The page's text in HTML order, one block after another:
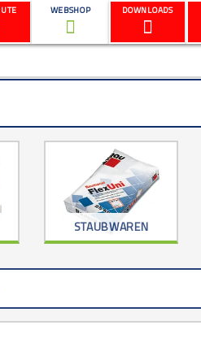
WEBSHOP DOWNLOADS
STAUBWAREN